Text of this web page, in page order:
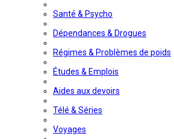
Santé & Psycho
Dépendances & Drogues
Régimes & Problèmes de poids
Études & Emplois
Aides aux devoirs
Télé & Séries
Voyages